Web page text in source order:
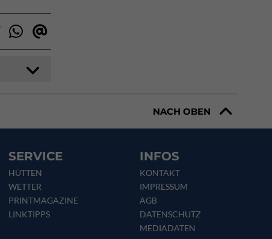
NACH OBEN
SERVICE
HÜTTEN
WETTER
PRINTMAGAZINE
LINKTIPPS
INFOS
KONTAKT
IMPRESSUM
AGB
DATENSCHUTZ
MEDIADATEN